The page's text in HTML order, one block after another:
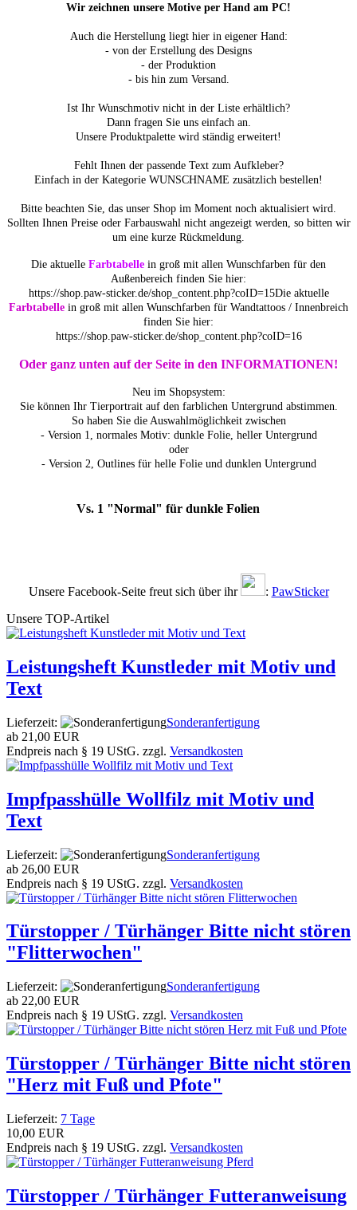
Wir zeichnen unsere Motive per Hand am PC!
Auch die Herstellung liegt hier in eigener Hand:
- von der Erstellung des Designs
- der Produktion
- bis hin zum Versand.
Ist Ihr Wunschmotiv nicht in der Liste erhältlich?
Dann fragen Sie uns einfach an.
Unsere Produktpalette wird ständig erweitert!
Fehlt Ihnen der passende Text zum Aufkleber?
Einfach in der Kategorie WUNSCHNAME zusätzlich bestellen!
Bitte beachten Sie, das unser Shop im Moment noch aktualisiert wird.
Sollten Ihnen Preise oder Farbauswahl nicht angezeigt werden, so bitten wir
um eine kurze Rückmeldung.
Die aktuelle Farbtabelle in groß mit allen Wunschfarben für den
Außenbereich finden Sie hier:
https://shop.paw-sticker.de/shop_content.php?coID=15Die aktuelle
Farbtabelle in groß mit allen Wunschfarben für Wandtattoos / Innenbreich
finden Sie hier:
https://shop.paw-sticker.de/shop_content.php?coID=16
Oder ganz unten auf der Seite in den INFORMATIONEN!
Neu im Shopsystem:
Sie können Ihr Tierportrait auf den farblichen Untergrund abstimmen.
So haben Sie die Auswahlmöglichkeit zwischen
- Version 1, normales Motiv: dunkle Folie, heller Untergrund
oder
- Version 2, Outlines für helle Folie und dunklen Untergrund
Vs. 1 "Normal" für dunkle Folien
Unsere Facebook-Seite freut sich über ihr : PawSticker
Unsere TOP-Artikel
Leistungsheft Kunstleder mit Motiv und
Text
Lieferzeit:
Sonderanfertigung
ab 21,00 EUR
Endpreis nach § 19 UStG. zzgl. Versandkosten
Impfpasshülle Wollfilz mit Motiv und
Text
Lieferzeit:
Sonderanfertigung
ab 26,00 EUR
Endpreis nach § 19 UStG. zzgl. Versandkosten
Türstopper / Türhänger Bitte nicht stören
"Flitterwochen"
Lieferzeit:
Sonderanfertigung
ab 22,00 EUR
Endpreis nach § 19 UStG. zzgl. Versandkosten
Türstopper / Türhänger Bitte nicht stören
"Herz mit Fuß und Pfote"
Lieferzeit: 7 Tage
10,00 EUR
Endpreis nach § 19 UStG. zzgl. Versandkosten
Türstopper / Türhänger Futteranweisung